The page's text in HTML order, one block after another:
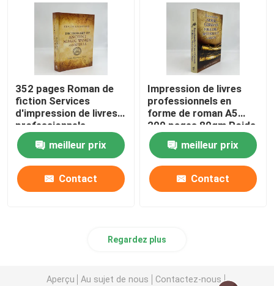
352 pages Roman de
fiction Services
d'impression de livres
professionnels
Impression offset
80gm meilleur prix
Contact
Impression de livres
professionnels en
forme de roman A5
200 pages 80gm Poids
papier crème non
recouvertmeilleur prix
Contact
Regardez plus
Aperçu Au sujet de nous Contactez-nous